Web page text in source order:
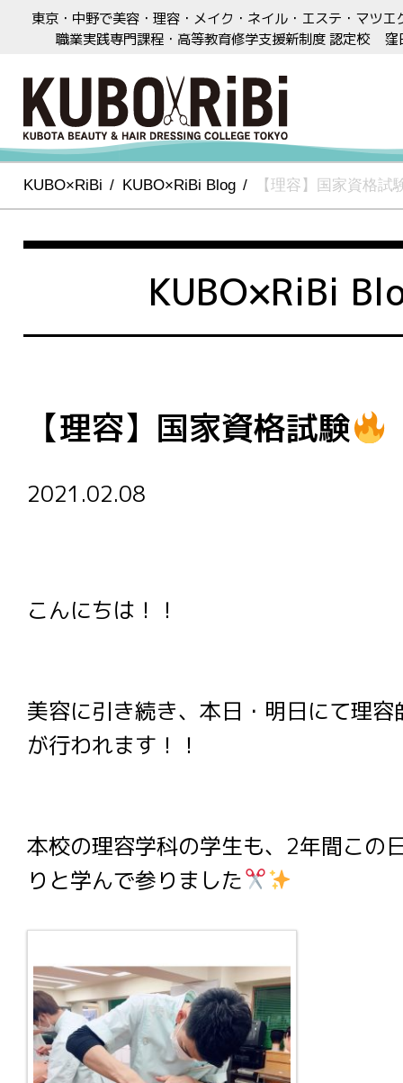
東京・中野で美容・理容・メイク・ネイル・エステ・マツエ
職業実践専門課程・高等教育修学支援新制度 認定校
窪
KUBO×RiBi KUBO×RiBi Blog 【理容】国家資格試
KUBO×RiBi
【理容】国家資格試験
2021.02.08
こんにちは！！
美容に引き続き、本日・明日にて理
が行われます！！
本校の理容学科の学生も、2年間この
りと学んで参りました